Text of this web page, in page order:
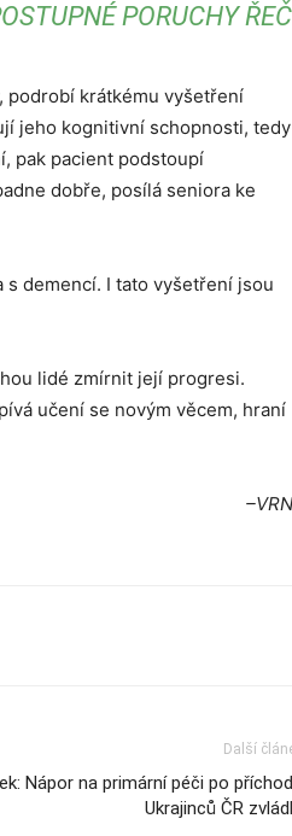
PORUCHY
podrobí krátkému vyšetření
jeho kognitivní schopnosti, tedy
pak pacient podstoupí
dobře, posílá seniora ke
s demencí. I tato vyšetření jsou
lidé zmírnit její progresi.
učení se novým věcem, hraní
Další
Nápor na primární péči po
Ukrajinců ČR